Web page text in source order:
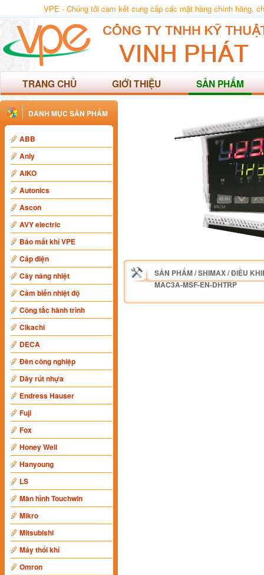
VPE - Chúng tôi cam kết cung cấp các mặt hàng chính hãng,
TRANG CHỦ GIỚI THIỆU SẢN PHẨM
DANH MỤC SẢN PHẨM
ABB
Anly
AIKO
Autonics
Ascon
AVY electric
Báo mất khí VPE
Cáp điện
Cây nâng nhiệt
Cảm biến nhiệt độ
Công tắc hành trình
Cikachi
DECA
Đèn công nghiệp
Dây rút nhựa
Endress Hauser
Fuji
Fox
Honey Well
Hanyoung
LS
Màn hình Touchwin
Mikro
Mitsubishi
Máy thổi khí
Omron
SẢN PHẨM/SHIMAX/ĐIỀU
MAC3A-MSF-EN-DHTRP